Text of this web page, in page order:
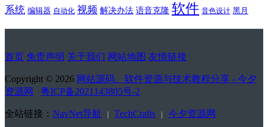
系统 编辑器 自动化 视频 解决办法 语音克隆 软件 音色设计 黑月
首页 免责声明 关于我们 网站地图 友情链接
Copyright © 2026 网站源码、软件资源与技术教程分享 - 今夕
资源网
粤ICP备2021143805号-2
全站链接： NavNet导航 | TechCrafts | 今夕资源网